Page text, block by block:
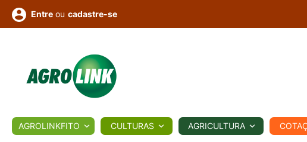
BIOLÓGICOS COTAÇÕES NOTÍCIAS AGROTEMPO
Entre ou cadastre-se
AGROLINKFITO CULTURAS AGRICULTURA